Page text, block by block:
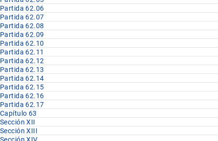
Partida 62.06
Partida 62.07
Partida 62.08
Partida 62.09
Partida 62.10
Partida 62.11
Partida 62.12
Partida 62.13
Partida 62.14
Partida 62.15
Partida 62.16
Partida 62.17
Capítulo 63
Sección XII
Sección XIII